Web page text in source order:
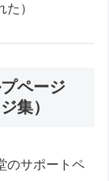
）
ページ
集）
のサポートペ